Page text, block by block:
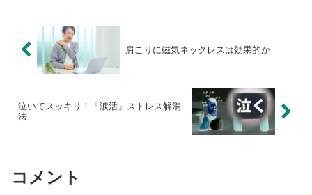
肩こりに磁気ネックレスは効果的か
泣いてスッキリ！「涙活」ストレス解消
法
コメント